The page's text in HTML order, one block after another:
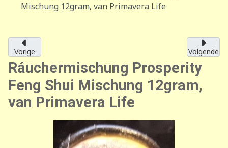
Mischung 12gram, van Primavera Life
Vorige Volgende
Ráuchermischung Prosperity
Feng Shui Mischung 12gram,
van Primavera Life